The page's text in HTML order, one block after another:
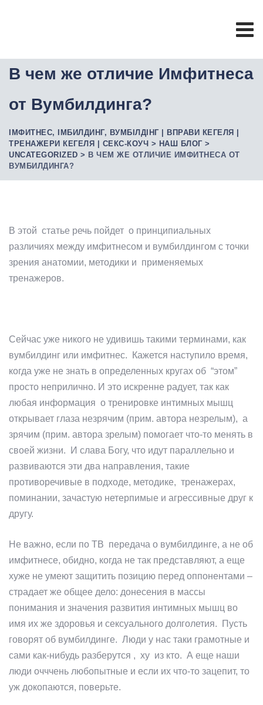
В чем же отличие Имфитнеса
от Вумбилдинга?
ІМФИТНЕС, ІМБИЛДИНГ, ВУМБІЛДІНГ | ВПРАВИ КЕГЕЛЯ |
ТРЕНАЖЕРИ КЕГЕЛЯ | СЕКС-КОУЧ > НАШ БЛОГ >
UNCATEGORIZED > В ЧЕМ ЖЕ ОТЛИЧИЕ ИМФИТНЕСА ОТ
ВУМБИЛДИНГА?
В этой статье речь пойдет о принципиальных
различиях между имфитнесом и вумбилдингом с точки
зрения анатомии, методики и применяемых
тренажеров.
Сейчас уже никого не удивишь такими терминами, как
вумбилдинг или имфитнес. Кажется наступило время,
когда уже не знать в определенных кругах об “этом”
просто неприлично. И это искренне радует, так как
любая информация о тренировке интимных мышц
открывает глаза незрячим (прим. автора незрелым), а
зрячим (прим. автора зрелым) помогает что-то менять в
своей жизни. И слава Богу, что идут параллельно и
развиваются эти два направления, такие
противоречивые в подходе, методике, тренажерах,
поминании, зачастую нетерпимые и агрессивные друг к
другу.
Не важно, если по ТВ передача о вумбилдинге, а не об
имфитнесе, обидно, когда не так представляют, а еще
хуже не умеют защитить позицию перед оппонентами –
страдает же общее дело: донесения в массы
понимания и значения развития интимных мышц во
имя их же здоровья и сексуального долголетия. Пусть
говорят об вумбилдинге. Люди у нас таки грамотные и
сами как-нибудь разберутся , ху из кто. А еще наши
люди очччень любопытные и если их что-то зацепит, то
уж докопаются, поверьте.